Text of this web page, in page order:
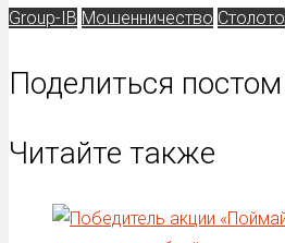
Group-IB Мошенничество Столото
Поделиться постом
Читайте также